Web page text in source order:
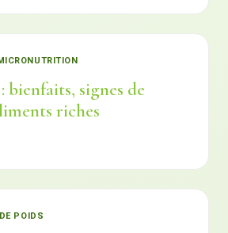
bienfaits, signes de
riches
POIDS